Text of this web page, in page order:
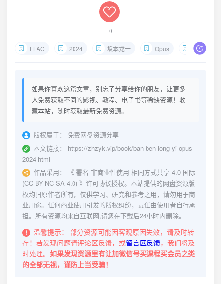
0
FLAC 2024 坂本龙一 Opus 24B-
如果你喜欢这篇文章，别忘了分享给你的朋友，让更多
人免费获取不同的影视、教程、电子书等稀缺资源！收
藏本站，随时获取最新免费资源。
版权属于：
免费网盘资源分享
本文链接：
https://zhzyk.vip/book/ban-ben-long-yi-opus-
2024.html
作品采用：
《 署名-非商业性使用-相同方式共享 4.0 国际
(CC BY-NC-SA 4.0) 》许可协议授权。本站提供的网盘资源版
权均归原作者所有，仅供学习、研究和参考之用，请勿用于商
业用途。任何商业使用引发的版权纠纷，责任由使用者自行承
担。所有资源均来自互联网,请您在下载后24小时内删除。
温馨提示：
部分资源可能因客观原因失效，请及时转
存！若发现问题请评论区反馈，或留言区反馈，我们将及
时处理。 如果发现资源里有让加微信号买课程买会员之类
的全部无视，谨防上当受骗！